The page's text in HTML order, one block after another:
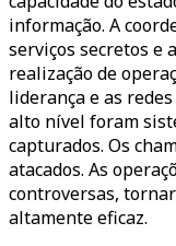
informação. A
serviços secretos e
realização de
liderança e as
alto nível foram
capturados. Os
atacados. As
controversas,
altamente eficaz.